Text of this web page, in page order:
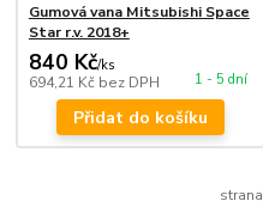
Gumová vana Mitsubishi Space
Star r.v. 2018+
840 Kč/ks
694,21 Kč bez DPH 1 - 5 dní
Přidat do košíku
strana